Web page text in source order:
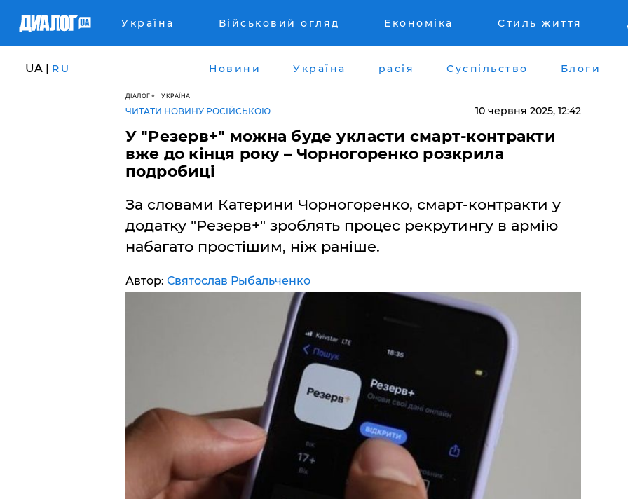
Україна Військовий огляд Економіка Стиль життя
UA | RU Новини Україна расія Суспільство Блоги
ДІАЛОГ УКРАЇНА
ЧИТАТИ НОВИНУ РОСІЙСЬКОЮ 10 червня 2025, 12:42
У "Резерв+" можна буде укласти смарт-контракти
вже до кінця року – Чорногоренко розкрила
подробиці
За словами Катерини Чорногоренко, смарт-контракти у
додатку "Резерв+" зроблять процес рекрутингу в армію
набагато простішим, ніж раніше.
Автор: Святослав Рыбальченко